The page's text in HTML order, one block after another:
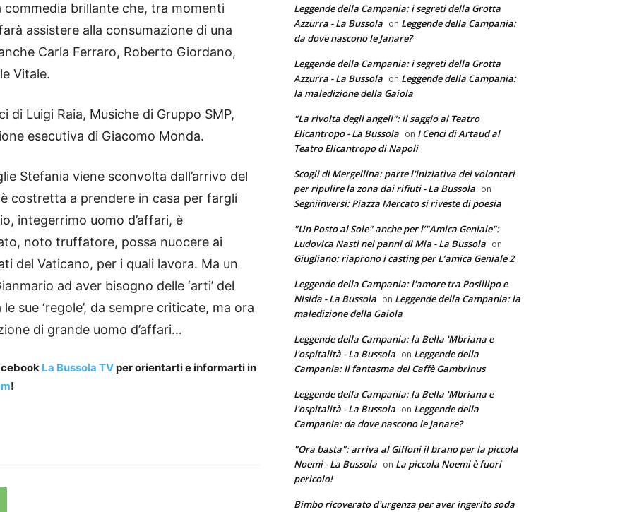
brillante che, tra momenti
assistere alla consumazione di una
Carla Ferraro, Roberto Giordano,
Vitale.
di Luigi Raia, Musiche di Gruppo SMP,
esecutiva di Giacomo Monda.
Stefania viene sconvolta dall’arrivo del
costretta a prendere in casa per fargli
integerrimo uomo d’affari, è
noto truffatore, possa nuocere ai
del Vaticano, per i quali lavora. Ma un
ad aver bisogno delle ‘arti’ del
sue ‘regole’, da sempre criticate, ma ora
di grande uomo d’affari…
La Bussola TVper orientarti e informarti in
!
Leggende della Campania: i segreti della Grotta
Azzurra - La Bussola on Leggende della Campania:
da dove nascono le Janare?
Leggende della Campania: i segreti della Grotta
Azzurra - La Bussola on Leggende della Campania:
la maledizione della Gaiola
"La rivolta degli angeli": il saggio al Teatro
Elicantropo - La Bussola on I Cenci di Artaud al
Teatro Elicantropo di Napoli
Scogli di Mergellina: parte l'iniziativa dei volontari
per ripulire la zona dai rifiuti - La Bussola on
Segniinversi: Piazza Mercato si riveste di poesia
"Un Posto al Sole" anche per l’"Amica Geniale":
Ludovica Nasti nei panni di Mia - La Bussola on
Giugliano: riaprono i casting per L’amica Geniale 2
Leggende della Campania: l'amore tra Posillipo e
Nisida - La Bussola on Leggende della Campania: la
maledizione della Gaiola
Leggende della Campania: la Bella 'Mbriana e
l'ospitalità - La Bussola on Leggende della
Campania: Il fantasma del Caffè Gambrinus
Leggende della Campania: la Bella 'Mbriana e
l'ospitalità - La Bussola on Leggende della
Campania: da dove nascono le Janare?
"Ora basta": arriva al Giffoni il brano per la piccola
Noemi - La Bussola on La piccola Noemi è fuori
pericolo!
Bimbo ricoverato d'urgenza per aver ingerito soda